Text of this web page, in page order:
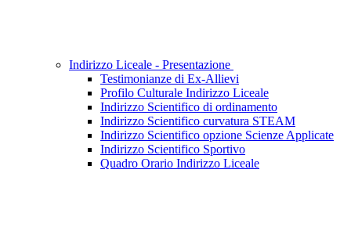
Indirizzo Liceale - Presentazione
Testimonianze di Ex-Allievi
Profilo Culturale Indirizzo Liceale
Indirizzo Scientifico di ordinamento
Indirizzo Scientifico curvatura STEAM
Indirizzo Scientifico opzione Scienze Applicate
Indirizzo Scientifico Sportivo
Quadro Orario Indirizzo Liceale